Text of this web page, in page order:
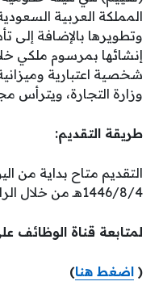
المملكة العربية
وتطويرها بالإضافة إلى
شخصية اعتبارية
وزارة التجارة، ويترأس
طريقة التقديم:
التقديم متاح بداية من
1446/8/4هـ من خلال الرابط التالي:
لمتابعة قناة الوظائف
( اضغط هنا)